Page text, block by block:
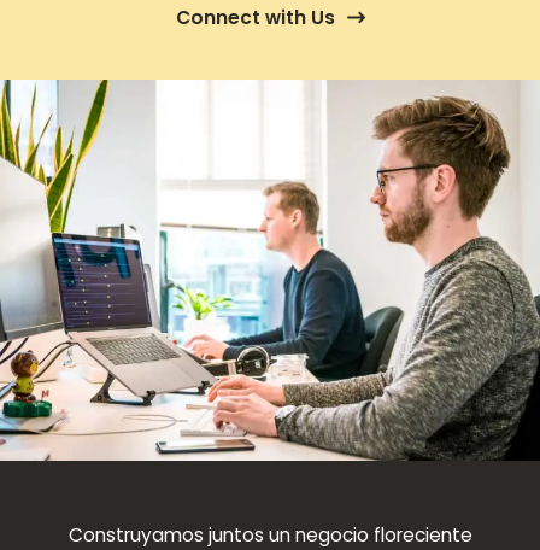
Connect with Us
Construyamos juntos un negocio floreciente